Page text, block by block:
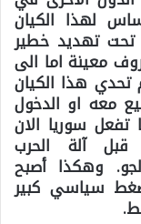
لهذا الكيان
تهديد خطير
معينة اما الى
تحدي هذا الكيان
معه او الدخول
سوريا الان
آلة الحرب
وهكذا أصبح
ضغط سياسي كبير